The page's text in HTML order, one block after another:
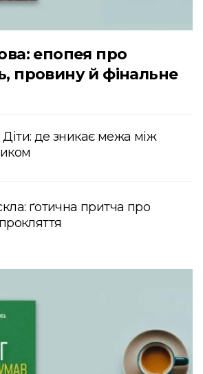
епопея про
провину й фінальне
Діти: де зникає межа між
ґотична притча про